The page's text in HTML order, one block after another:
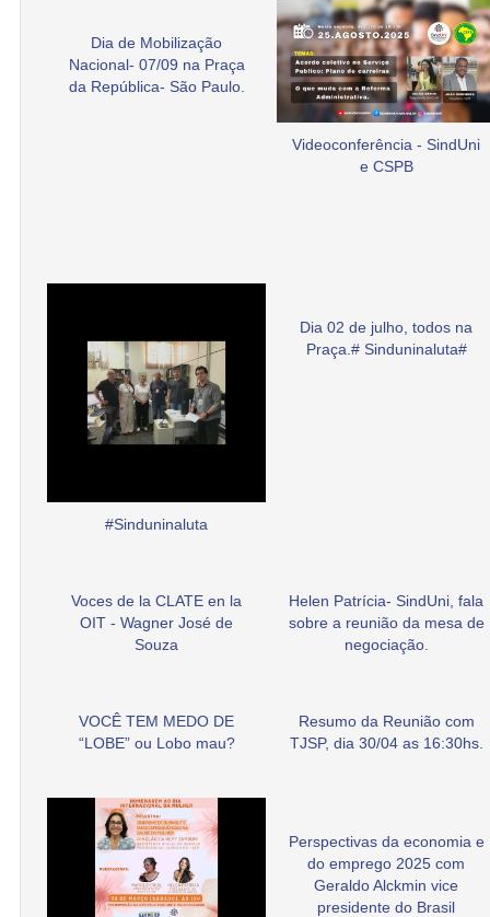
Dia de Mobilização
Nacional- 07/09 na Praça
da República- São Paulo.
Videoconferência - SindUni
e CSPB
#Sinduninaluta
Dia 02 de julho, todos na
Praça.# Sinduninaluta#
Voces de la CLATE en la
OIT - Wagner José de
Souza
Helen Patrícia- SindUni, fala
sobre a reunião da mesa de
negociação.
VOCÊ TEM MEDO DE
“LOBE” ou Lobo mau?
Resumo da Reunião com
TJSP, dia 30/04 as 16:30hs.
Perspectivas da economia e
do emprego 2025 com
Geraldo Alckmin vice
presidente do Brasil